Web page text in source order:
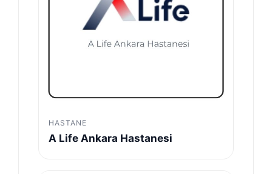
HASTANE
A Life Ankara Hastanesi